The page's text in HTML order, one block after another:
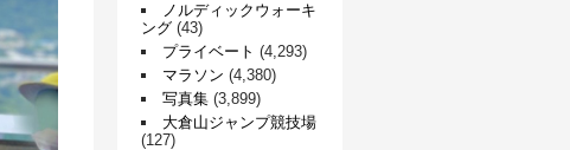
ノルディックウォーキ
ング (43)
プライベート (4,293)
マラソン (4,380)
写真集 (3,899)
大倉山ジャンプ競技場
(127)